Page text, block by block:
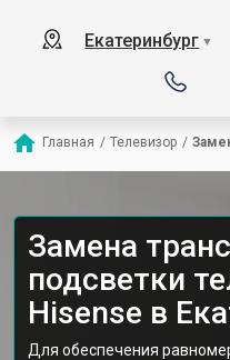
Екатеринбург ▼
Главная / Телевизор /
Замена
подсветки
Hisense в
Для обеспечения